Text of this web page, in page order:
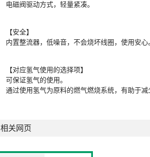
电磁阀驱动方式，轻量紧凑。
【安全】
内置整流器，低噪音，不会烧坏线圈，使用安心
【对应氢气使用的选择项】
可保证氢气的使用。
通过使用氢气为原料的燃气燃烧系统，有助于减
相关网页